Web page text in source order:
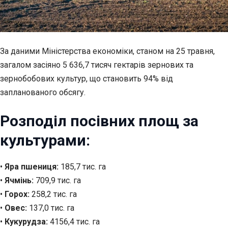
За даними Міністерства економіки, станом на 25 травня,
загалом засіяно 5 636,7 тисяч гектарів зернових та
зернобобових культур, що становить 94% від
запланованого обсягу.
Розподіл посівних площ за
культурами:
• Яра пшениця: 185,7 тис. га
• Ячмінь: 709,9 тис. га
• Горох: 258,2 тис. га
• Овес: 137,0 тис. га
• Кукурудза: 4156,4 тис. га